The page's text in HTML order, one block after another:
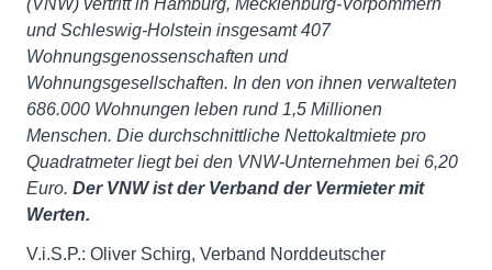
(VNW) vertritt in Hamburg, Mecklenburg-Vorpommern
und Schleswig-Holstein insgesamt 407
Wohnungsgenossenschaften und
Wohnungsgesellschaften. In den von ihnen verwalteten
686.000 Wohnungen leben rund 1,5 Millionen
Menschen. Die durchschnittliche Nettokaltmiete pro
Quadratmeter liegt bei den VNW-Unternehmen bei 6,20
Euro. Der VNW ist der Verband der Vermieter mit
Werten.
V.i.S.P.: Oliver Schirg, Verband Norddeutscher